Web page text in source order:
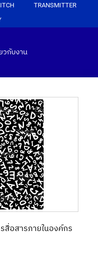
TRANSMITTER
วกับงาน
สื่อสารภายในองค์กร